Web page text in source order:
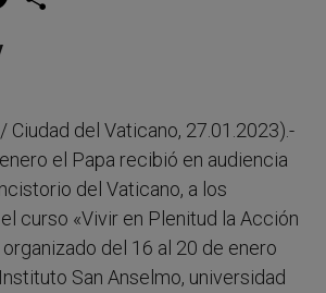
w
Ciudad del Vaticano, 27.01.2023).-
el Papa recibió en audiencia
del Vaticano, a los
curso «Vivir en Plenitud la Acción
del 16 al 20 de enero
San Anselmo, universidad